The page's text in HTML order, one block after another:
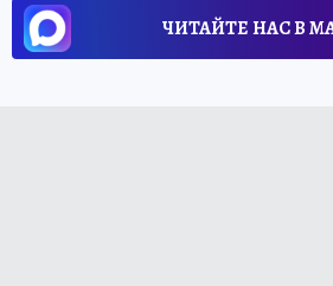
ЧИТАЙТЕ НАС В